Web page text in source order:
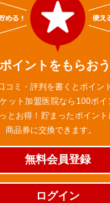
イントをもらお
コミ・評判を書くとポイン
ット加盟医院なら100ポ
とお得！貯まったポイン
商品券に交換できます。
無料会員登録
ログイン